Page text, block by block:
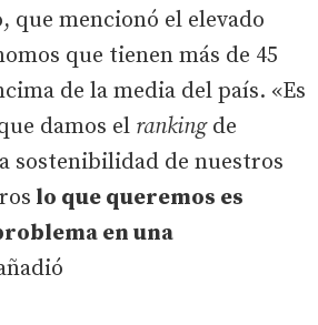
que mencionó el elevado
que tienen más de 45
de la media del país. «Es
damos el rankingde
sostenibilidad de nuestros
lo que queremos es
en una